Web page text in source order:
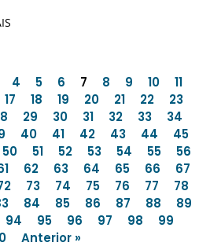
4 5 6 7 8 9 10
11
17 18 19 20 21 22
23
29 30 31 32 33
34
40 41 42 43 44
45
50 51 52 53 54 55
56
62 63 64 65 66
67
73 74 75 76 77
78
84 85 86 87 88
89
94 95 96 97 98
99
Anterior »